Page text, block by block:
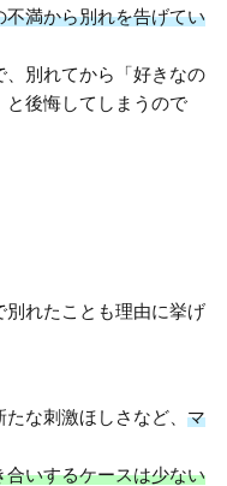
満から別れを告げてい
、別れてから「好きなの
と後悔してしまうので
れたことも理由に挙げ
な刺激ほしさなど、 マ
いするケースは少ない